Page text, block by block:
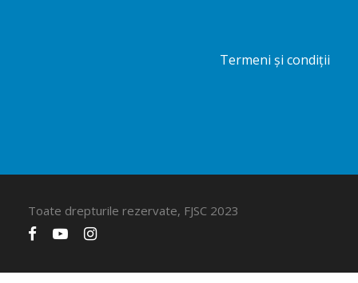
Termeni și condiții
Toate drepturile rezervate, FJSC 2023